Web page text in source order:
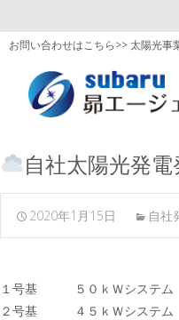
お問い合わせはこちら>> 太陽光
自社太陽光発
2020年1月15日 自社
１号基 ５０ｋＷシステム
２号基 ４５ｋＷシステム